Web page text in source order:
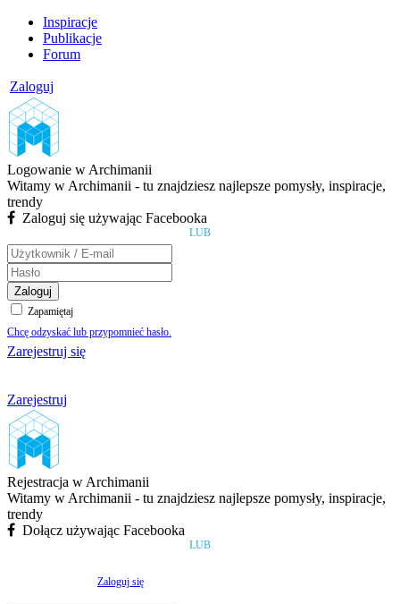
Inspiracje
Publikacje
Forum
Zaloguj
Logowanie w Archimanii
Witamy w Archimanii - tu znajdziesz najlepsze pomysły, inspiracje,
trendy
Zaloguj się używając Facebooka
LUB
Zaloguj
Zapamiętaj
Chcę odzyskać lub przypomnieć hasło.
Zarejestruj się
Zarejestruj
Rejestracja w Archimanii
Witamy w Archimanii - tu znajdziesz najlepsze pomysły, inspiracje,
trendy
Dołącz używając Facebooka
LUB
Zaloguj się